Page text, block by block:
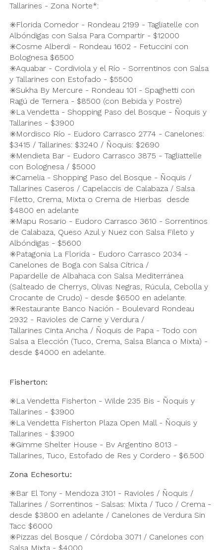
Tallarines - Zona Norte*:
✳️Florida Comedor - Rondeau 2199 - Tagliatelle con
Albóndigas con Salsa Para Compartir - $12000
✳️Cosme Alberdi - Rondeau 1602 - Fetuccini con
Bolognesa $6500
✳️Aquabar - Cordiviola y el Río - Sorrentinos con Salsa
y Tallarines con Estofado - $5500
✳️Sukha By Mercure - Rondeau 101 - Spaghetti con
Ragú de Ternera - $8500 (con Bebida y Postre)
✳️La Vendetta - Shopping Paso del Bosque - Ñoquis y
Tallarines - $3900
✳️Mordisco Río - Eudoro Carrasco 2774 - Canelones:
$3415 / Tallarines: $3240 / Ñoquis: $2690
✳️Mendieta Bar - Eudoro Carrasco 3875 - Tagliattelle
con Bolognesa / $5000
✳️Camelia - Shopping Paso del Bosque - Ñoquis /
Tallarines Caseros / Capelaccis de Calabaza / Salsa
Filetto, Crema, Mixta o Crema de Hierbas desde
$4800 en adelante
✳️Mapu Rosario - Eudoro Carrasco 3610 - Sorrentinos
de Calabaza, Queso Azul y Nuez con Salsa Fileto y
Albóndigas - $5600
✳️Patagonia La Florida - Eudoro Carrasco 2034 -
Canelones de Boga con Salsa Cítrica /
Papardelle de Albahaca con Salsa Mediterránea
(Salteado de Cherrys, Olivas Negras, Rúcula, Cebolla y
Crocante de Crudo) - desde $6500 en adelante.
✳️Restaurante Banco Nación - Boulevard Rondeau
2932 - Ravioles de Carne y Verdura /
Tallarines Cinta Ancha / Ñoquis de Papa - Todo con
Salsa a Elección (Tuco, Crema, Salsa Blanca o Mixta) -
desde $4000 en adelante.
Fisherton:
✳️La Vendetta Fisherton - Wilde 235 Bis - Ñoquis y
Tallarines - $3900
✳️La Vendetta Fisherton Plaza Open Mall - Ñoquis y
Tallarines - $3900
✳️Gimme Shelter House - Bv Argentino 8013 -
Tallarines, Tuco, Estofado de Res y Cordero - $6.500
Zona Echesortu:
✳️Bar El Tony - Mendoza 3101 - Ravioles / Ñoquis /
Tallarines / Sorrentinos - Salsas: Mixta / Tuco / Crema -
desde $3800 en adelante / Canelones de Verdura Sin
Tacc $6000
✳️Pizzas del Bosque / Córdoba 3071 / Canelones con
Salsa Mixta - $4000